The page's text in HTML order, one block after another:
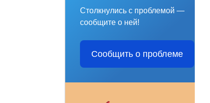
Столкнулись с проблемой —
сообщите о ней!
Сообщить о проблеме